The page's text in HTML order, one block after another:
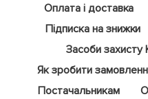
Оплата і доставка
Підписка на знижки
Засоби захисту
Як зробити
Постачальникам